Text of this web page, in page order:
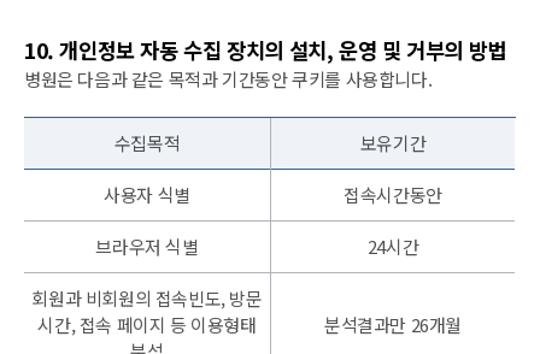
10. 개인정보 자동 수집 장치의 설치, 운영 및 거부의 방법
병원은 다음과 같은 목적과 기간동안 쿠키를 사용합니다.
수집목적 보유기간
사용자 식별 접속시간동안
브라우저 식별 24시간
회원과 비회원의 접속빈도, 방문
시간, 접속 페이지 등 이용형태
분석결과만 26개월